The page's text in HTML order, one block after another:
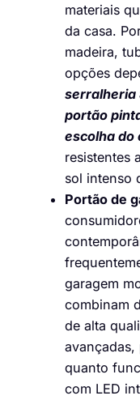
materiais
da casa.
madeira,
opções
serralheria
portão
escolha do
resistentes
sol intenso
Portão de
garagem
combinam
de alta
quanto
com LED